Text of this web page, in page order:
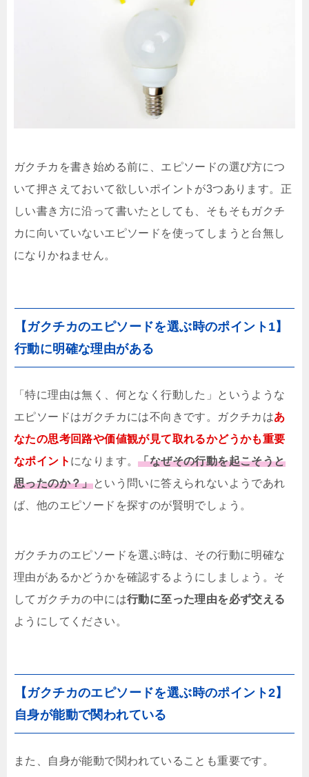
ガクチカを書き始める前に、エピソードの選び方につ
いて押さえておいて欲しいポイントが3つあります。正
しい書き方に沿って書いたとしても、そもそもガクチ
カに向いていないエピソードを使ってしまうと台無し
になりかねません。
【ガクチカのエピソードを選ぶ時のポイント1】
行動に明確な理由がある
「特に理由は無く、何となく行動した」というような
エピソードはガクチカには不向きです。ガクチカはあ
なたの思考回路や価値観が見て取れるかどうかも重要
なポイント になります。「なぜその行動を起こそうと
思ったのか？」という問いに答えられないようであれ
ば、他のエピソードを探すのが賢明でしょう。
ガクチカのエピソードを選ぶ時は、その行動に明確な
理由があるかどうかを確認するようにしましょう。そ
してガクチカの中には行動に至った理由を必ず交える
ようにしてください。
【ガクチカのエピソードを選ぶ時のポイント2】
自身が能動で関われている
また、自身が能動で関われていることも重要です。